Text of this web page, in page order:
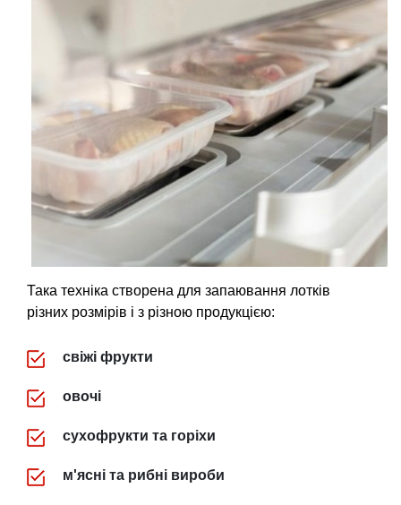
Така техніка створена для запаювання лотків
різних розмірів і з різною продукцією:
свіжі фрукти
овочі
сухофрукти та горіхи
м'ясні та рибні вироби